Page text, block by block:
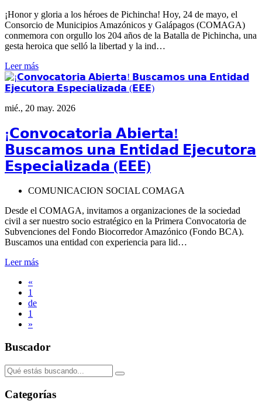
¡Honor y gloria a los héroes de Pichincha! Hoy, 24 de mayo, el
Consorcio de Municipios Amazónicos y Galápagos (COMAGA)
conmemora con orgullo los 204 años de la Batalla de Pichincha, una
gesta heroica que selló la libertad y la ind…
Leer más
mié., 20 may. 2026
¡𝗖𝗼𝗻𝘃𝗼𝗰𝗮𝘁𝗼𝗿𝗶𝗮 𝗔𝗯𝗶𝗲𝗿𝘁𝗮!
𝗕𝘂𝘀𝗰𝗮𝗺𝗼𝘀 𝘂𝗻𝗮 𝗘𝗻𝘁𝗶𝗱𝗮𝗱 𝗘𝗷𝗲𝗰𝘂𝘁𝗼𝗿𝗮
𝗘𝘀𝗽𝗲𝗰𝗶𝗮𝗹𝗶𝘇𝗮𝗱𝗮 (𝗘𝗘𝗘)
COMUNICACION SOCIAL COMAGA
Desde el COMAGA, invitamos a organizaciones de la sociedad
civil a ser nuestro socio estratégico en la Primera Convocatoria de
Subvenciones del Fondo Biocorredor Amazónico (Fondo BCA).
Buscamos una entidad con experiencia para lid…
Leer más
«
1
de
1
»
Buscador
Categorías